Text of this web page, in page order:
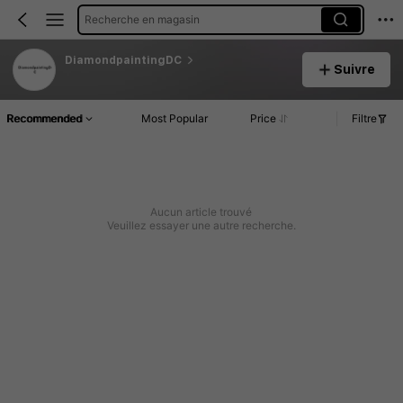
Recherche en magasin
DiamondpaintingDC
Suivre
Recommended Most Popular Price Filtre
Aucun article trouvé
Veuillez essayer une autre recherche.